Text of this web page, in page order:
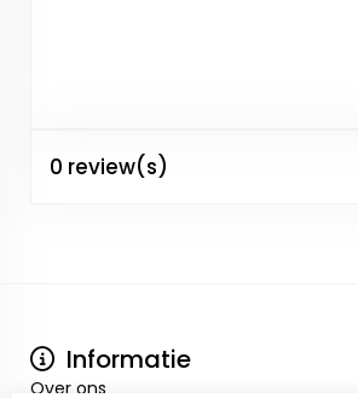
0 review(s)
Informatie
Over ons